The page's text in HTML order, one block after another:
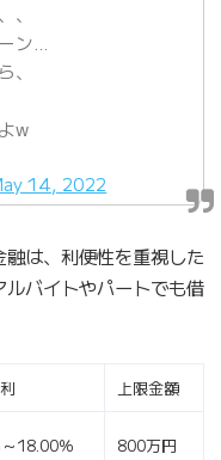
ン…
w
14, 2022
は、利便性を重視した
バイトやパートでも借
上限金額
18.00％ 800万円